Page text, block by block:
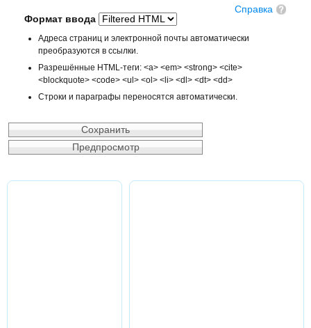
Справка
Формат ввода
Адреса страниц и электронной почты автоматически
преобразуются в ссылки.
Разрешённые HTML-теги: <a> <em> <strong> <cite>
<blockquote> <code> <ul> <ol> <li> <dl> <dt> <dd>
Строки и параграфы переносятся автоматически.